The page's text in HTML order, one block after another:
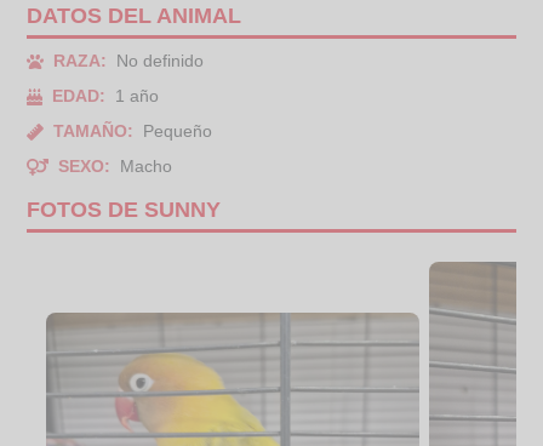
DATOS DEL ANIMAL
RAZA:
No definido
EDAD:
1 año
TAMAÑO:
Pequeño
SEXO:
Macho
FOTOS DE SUNNY